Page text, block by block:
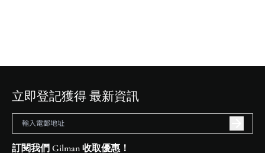
立即登記獲得 最新資訊
訂閱我們 Gilman 收取優惠！